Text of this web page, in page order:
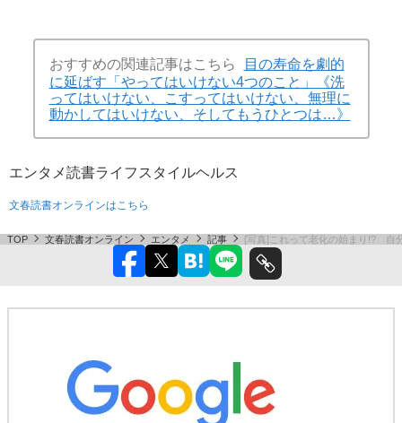
おすすめの関連記事はこちら
目の寿命を劇的
に延ばす「やってはいけない4つのこと」《洗
ってはいけない、こすってはいけない、無理に
動かしてはいけない、そしてもうひとつは…》
エンタメ読書ライフスタイルヘルス
文春読書オンラインはこちら
TOP 文春読書オンライン エンタメ 記事 [写真]これって老化の始まり!? 自